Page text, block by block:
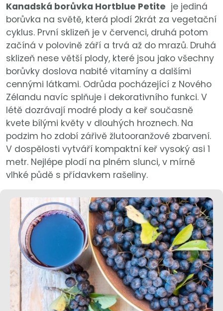
Kanadská borůvka Hortblue Petite je jediná
borůvka na světě, která plodí 2krát za vegetační
cyklus. První sklizeň je v červenci, druhá potom
začíná v polovině září a trvá až do mrazů. Druhá
sklizeň nese větší plody, které jsou jako všechny
borůvky doslova nabité vitamíny a dalšími
cennými látkami. Odrůda pocházející z Nového
Zélandu navíc splňuje i dekorativního funkci. V
létě dozrávají modré plody a keř současně
kvete bílými květy v dlouhých hroznech. Na
podzim ho zdobí zářivě žlutooranžové zbarvení.
V dospělosti vytváří kompaktní keř vysoký asi 1
metr. Nejlépe plodí na plném slunci, v mírně
vlhké půdě s přídavkem rašeliny.